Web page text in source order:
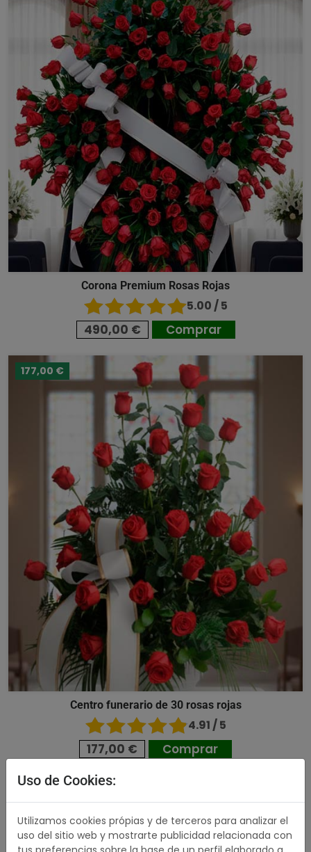
Corona Premium Rosas Rojas
5.00 / 5
490,00 € Comprar
177,00 €
Centro funerario de 30 rosas rojas
4.91 / 5
177,00 € Comprar
490,00 €
Uso de Cookies:
Utilizamos cookies própias y de terceros para analizar el
uso del sitio web y mostrarte publicidad relacionada con